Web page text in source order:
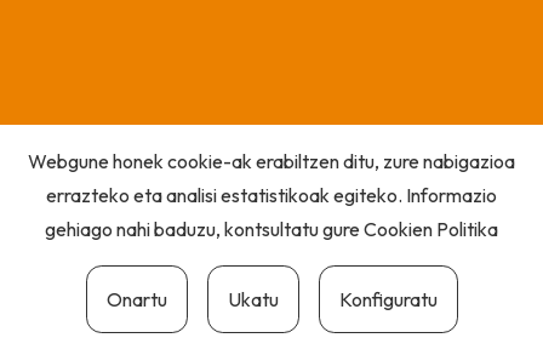
Webgune honek cookie-ak erabiltzen ditu, zure nabigazioa
errazteko eta analisi estatistikoak egiteko. Informazio
gehiago nahi baduzu, kontsultatu gureCookien Politika
Onartu Ukatu Konfiguratu